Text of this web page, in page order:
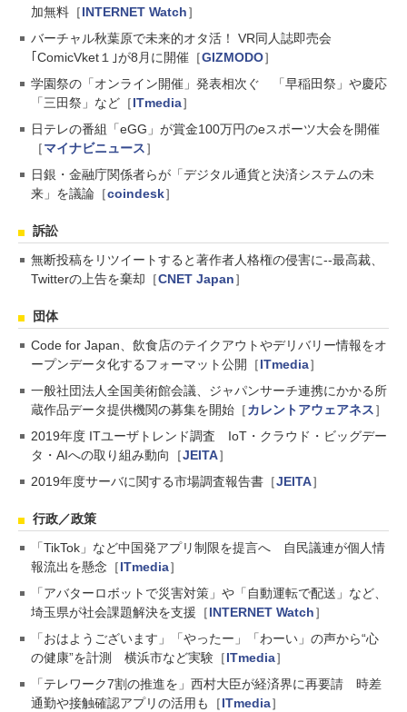
加無料［INTERNET Watch］
バーチャル秋葉原で未来的オタ活！ VR同人誌即売会
｢ComicVket１｣が8月に開催［GIZMODO］
学園祭の「オンライン開催」発表相次ぐ 「早稲田祭」や慶応
「三田祭」など［ITmedia］
日テレの番組「eGG」が賞金100万円のeスポーツ大会を開催
［マイナビニュース］
日銀・金融庁関係者らが「デジタル通貨と決済システムの未
来」を議論［coindesk］
訴訟
無断投稿をリツイートすると著作者人格権の侵害に--最高裁、
Twitterの上告を棄却［CNET Japan］
団体
Code for Japan、飲食店のテイクアウトやデリバリー情報をオ
ープンデータ化するフォーマット公開［ITmedia］
一般社団法人全国美術館会議、ジャパンサーチ連携にかかる所
蔵作品データ提供機関の募集を開始［カレントアウェアネス］
2019年度 ITユーザトレンド調査 IoT・クラウド・ビッグデー
タ・AIへの取り組み動向［JEITA］
2019年度サーバに関する市場調査報告書［JEITA］
行政／政策
「TikTok」など中国発アプリ制限を提言へ 自民議連が個人情
報流出を懸念［ITmedia］
「アバターロボットで災害対策」や「自動運転で配送」など、
埼玉県が社会課題解決を支援［INTERNET Watch］
「おはようございます」「やったー」「わーい」の声から“心
の健康”を計測 横浜市など実験［ITmedia］
「テレワーク7割の推進を」西村大臣が経済界に再要請 時差
通勤や接触確認アプリの活用も［ITmedia］